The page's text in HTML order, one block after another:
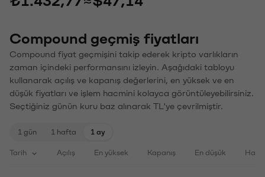
Compound geçmiş fiyatları
Compound fiyat geçmişini takip ederek kripto varlıkların
zaman içindeki performansını izleyin. Aşağıdaki tabloyu
kullanarak açılış ve kapanış değerlerini, en yüksek ve en
düşük fiyatları ve işlem hacmini kolayca görüntüleyebilirsiniz.
Seçtiğiniz günün kuru baz alınarak TL'ye çevrilmiştir.
1 gün 1 hafta 1 ay
Tarih Açılış En yüksek Kapanış En düşük